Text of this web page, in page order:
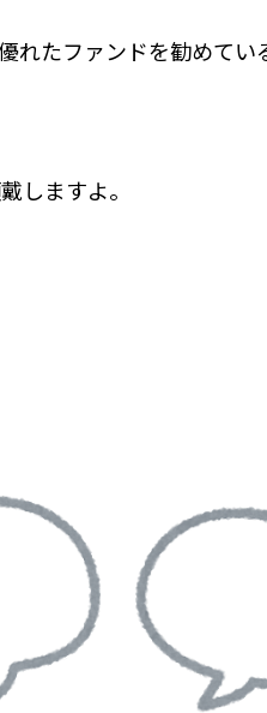
れたファンドを勧めてい
しますよ。